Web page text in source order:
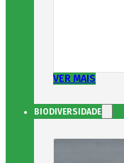
VER MAIS
BIODIVERSIDADE